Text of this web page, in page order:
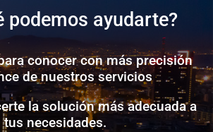
podemos ayudarte?
conocer con más precisión
de nuestros servicios
la solución más adecuada a
tus necesidades.